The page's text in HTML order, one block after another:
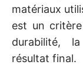
matériaux
est un
durabilité,
résultat final.